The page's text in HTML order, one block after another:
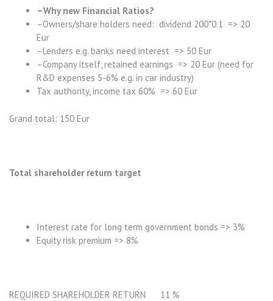
–Why new Financial Ratios?
–Owners/share holders need: dividend 200*0.1 => 20
Eur
–Lenders e.g. banks need interest => 50 Eur
–Company itself, retained earnings => 20 Eur (need for
R&D expenses 5-6% e.g. in car industry)
Tax authority, income tax 60% => 60 Eur
Grand total: 150 Eur
Total shareholder return target
Interest rate for long term government bonds => 3%
Equity risk premium => 8%
REQUIRED SHAREHOLDER RETURN 11 %